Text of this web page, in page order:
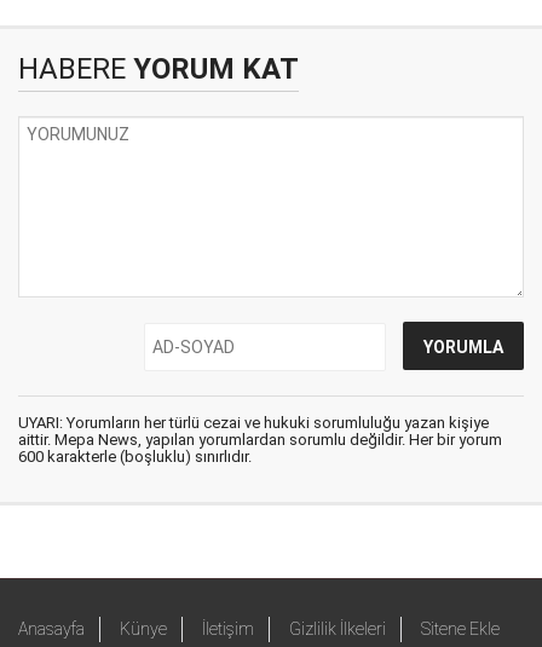
HABERE YORUM KAT
UYARI: Yorumların her türlü cezai ve hukuki sorumluluğu yazan kişiye
aittir. Mepa News, yapılan yorumlardan sorumlu değildir. Her bir yorum
600 karakterle (boşluklu) sınırlıdır.
Anasayfa Künye İletişim Gizlilik İlkeleri Sitene Ekle